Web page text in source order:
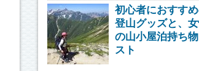
初心者におすす
登山グッズと、
の山小屋泊持ち物
スト